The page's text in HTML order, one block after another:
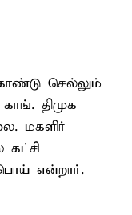
செல்லும்
திமுக
மகளிர்
என்றார்.